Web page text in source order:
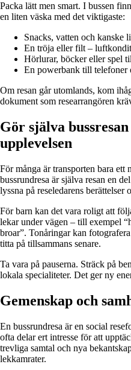
Packa lätt men smart. I bussen
en liten väska med det viktigaste:
Snacks, vatten och kanske
En tröja eller filt –
Hörlurar, böcker eller spel
En powerbank till telefoner
Om resan går utomlands, kom
dokument som researrangören
Gör själva
upplevelsen
För många är transporten bara ett
bussrundresa är själva resan en
lyssna på reseledarens berättelser
För barn kan det vara roligt att
lekar under vägen – till exempel
broar”. Tonåringar kan
titta på tillsammans senare.
Ta vara på pauserna. Sträck på
lokala specialiteter. Det ger ny
Gemenskap och
En bussrundresa är en social
ofta delar ert intresse för att
trevliga samtal och nya
lekkamrater.